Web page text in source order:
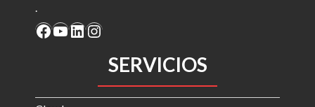
.
Facebook
YouTube
LinkedIn
Instagram
SERVICIOS